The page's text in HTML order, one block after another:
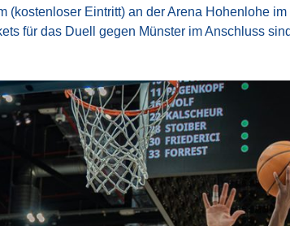
(kostenloser Eintritt) an der Arena Hohenlohe
für das Duell gegen Münster im Anschluss